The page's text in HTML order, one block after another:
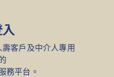
客戶及中介人專用
務平台。